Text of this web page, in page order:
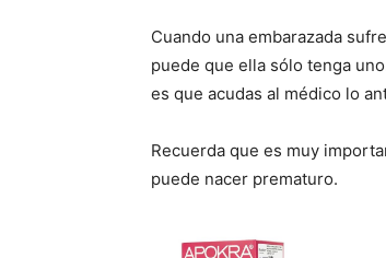
Cuando una embarazada
puede que ella sólo tenga
es que acudas al médico lo
Recuerda que es muy
puede nacer prematuro.